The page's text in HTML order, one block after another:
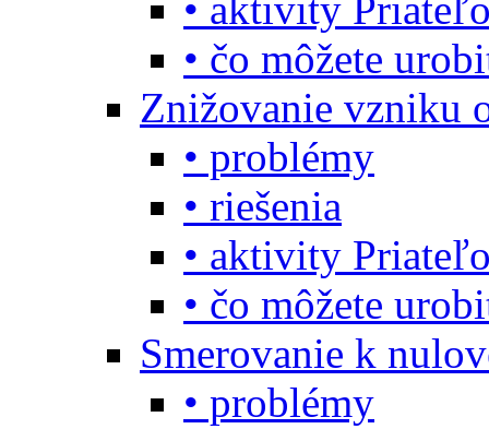
• čo môžete
Znižovanie vzniku
• problémy
• riešenia
• aktivity
• čo môžete
Smerovanie k
• problémy